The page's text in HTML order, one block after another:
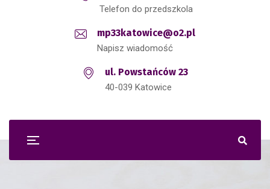
Telefon do przedszkola
mp33katowice@o2.pl
Napisz wiadomość
ul. Powstańców 23
40-039 Katowice